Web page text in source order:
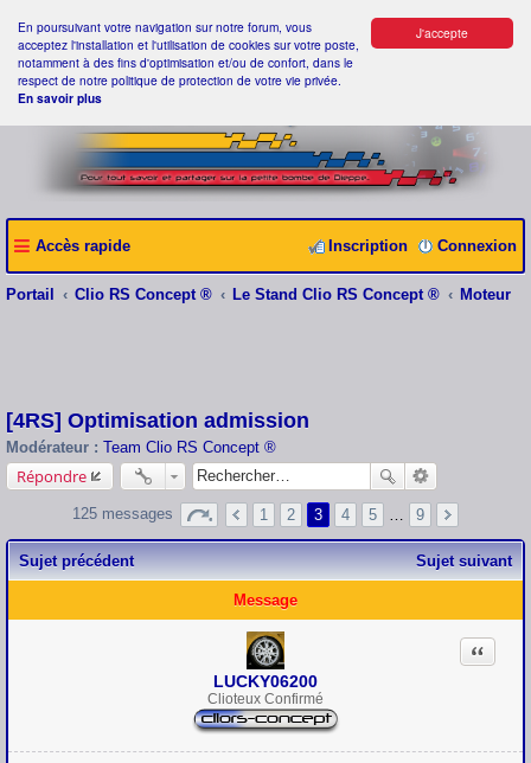
J'accepte
En poursuivant votre navigation sur notre forum, vous
acceptez l'installation et l'utilisation de cookies sur votre poste,
notamment à des fins d'optimisation et/ou de confort, dans le
respect de notre politique de protection de votre vie privée.
En savoir plus
Accès rapide Connexion
Inscription
Portail Clio RS Concept ® Le Stand Clio RS Concept ® Moteur
[4RS] Optimisation admission
Modérateur : Team Clio RS Concept ®
Répondre
125 messages 1 2 3 4 5 9
Sujet précédent Sujet suivant
Message
LUCKY06200
Clioteux Confirmé
Citation